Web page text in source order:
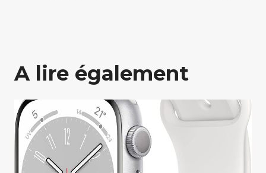
A lire également